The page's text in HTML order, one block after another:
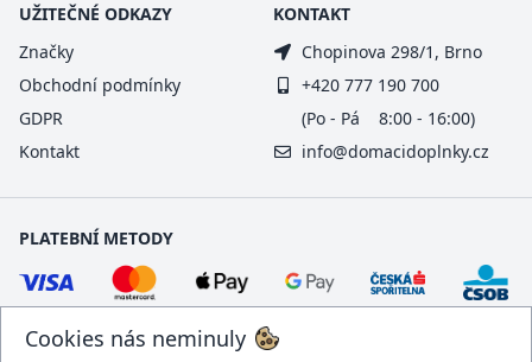
Cookies nás neminuly
UŽITEČNÉ ODKAZY
Značky
Obchodní podmínky
GDPR
Kontakt
KONTAKT
Chopinova 298/1, Brno
+420 777 190 700
(Po - Pá 8:00 - 16:00)
info@domacidoplnky.cz
PLATEBNÍ METODY